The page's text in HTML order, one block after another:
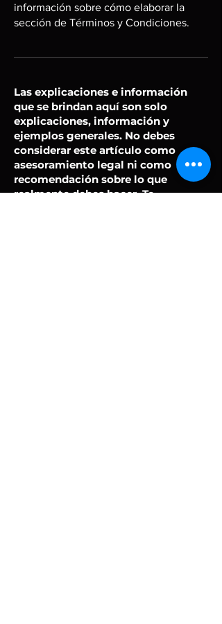
información sobre cómo elaborar la
sección de Términos y Condiciones.
Las explicaciones e información
que se brindan aquí son solo
explicaciones, información y
ejemplos generales. No debes
considerar este artículo como
asesoramiento legal ni como
recomendación sobre lo que
realmente debes hacer. Te